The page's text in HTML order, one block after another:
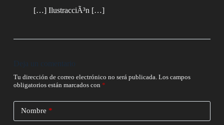
[…] IlustracciÃ³n […]
Deja un comentario
Tu dirección de correo electrónico no será publicada. Los campos
obligatorios están marcados con *
Nombre *